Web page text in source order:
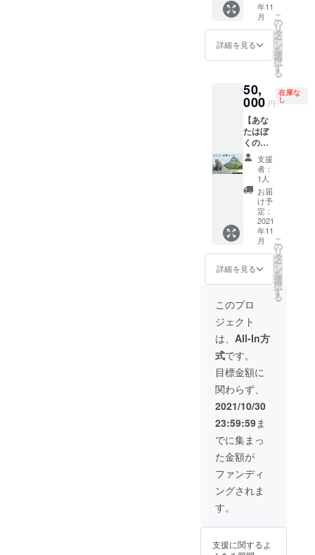
2021年
11月1
日〜
2021年
で撮影
を実施
させて
いただ
きま
す。 ※
遠方の
方は、
別途交
通費を
いただ
く場合
があり
ますの
で、あ
らかじ
めご了
示予定
の写真
を最高
級の紙
に印刷
して、
た上で
お届け
しま
す。 写
真のサ
イズ
は、だ
いたい
A3サイ
ズで
す。 本
文の最
後に写
真一覧
があり
ますの
で、そ
び、番
号を備
考欄に
ご記載
くださ
い。 実
物のイ
メージ
は、実
際に印
刷物が
できた
際に、
活動報
告で
アップ
いたし
ます。
で、支
まの空
年11
月
詳細を見る
こ
の
リ
タ
ー
ン
を
選
択
す
る
50,
000 円
在庫な
し
【あな
たはぼ
くの神
様で
す】 神
様のあ
なたに
は以下
のリ
ターン
をご用
意して
いま
す。 ①
動画に
て全力
ありが
とうを
お伝え
しま
す。 ②
以下の
制作物
から最
大3つ選
んでい
ただけ
ます。
・額装
写真1点
（A3）
・写真
と言葉
のアー
・ポス
ド（6
支援
者：
1人
お届
け予
定：
2021
年11
月
詳細を見る
こ
の
リ
タ
ー
ン
を
選
択
す
る
このプロ
ジェクト
は、 All-In方
式です。
目標金額に
関わらず、
2021/10/30
23:59:59ま
でに集まっ
た金額が
ファンディ
ングされま
す。
支援に関するよ